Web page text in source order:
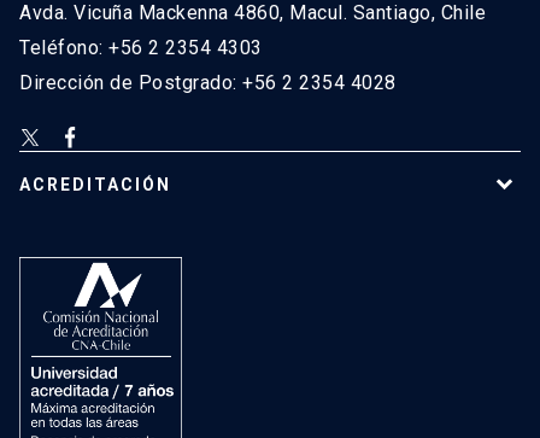
Avda. Vicuña Mackenna 4860, Macul. Santiago, Chile
Teléfono: +56 2 2354 4303
Dirección de Postgrado: +56 2 2354 4028
ACREDITACIÓN